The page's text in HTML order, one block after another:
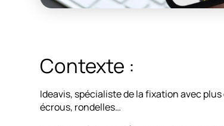
Contexte :
Ideavis, spécialiste de la fixation avec
écrous, rondelles…